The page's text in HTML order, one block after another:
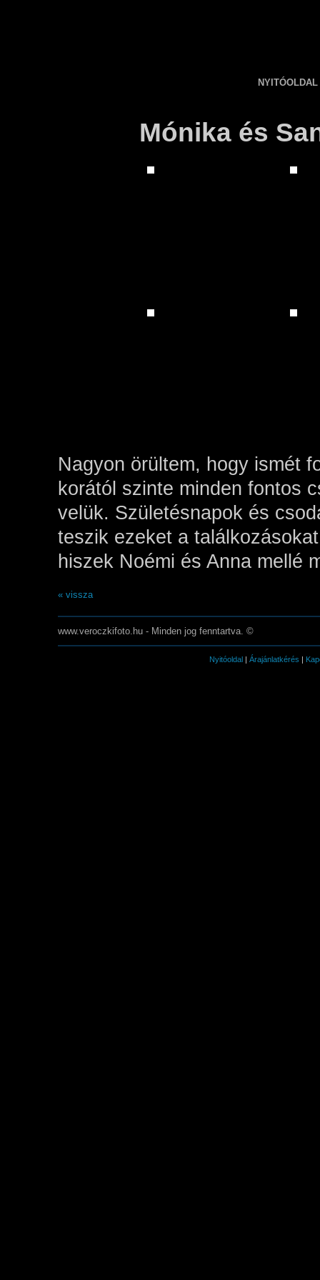
NYITÓOLDAL
Mónika és
Nagyon örültem, hogy ismét
korától szinte minden fontos
velük. Születésnapok és
teszik ezeket a
hiszek Noémi és Anna mellé
« vissza
www.veroczkifoto.hu - Minden jog fenntartva. ©
Nyitóoldal | Árajánlatkérés |